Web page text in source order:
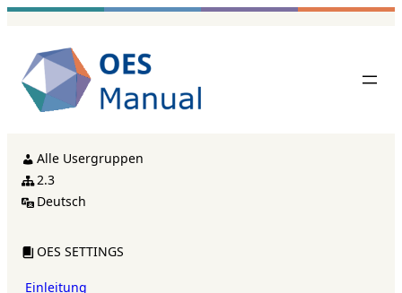
Zum
springen
Alle Usergruppen
2.3
Deutsch
OES SETTINGS
Einleitung